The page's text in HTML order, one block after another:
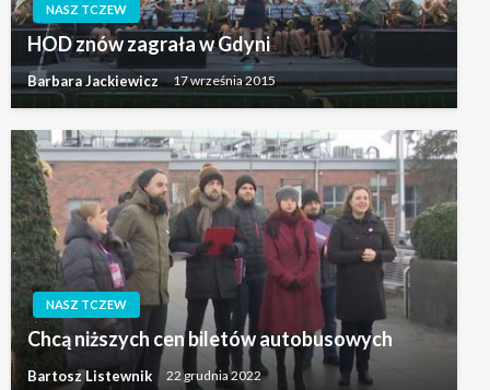
NASZ TCZEW
HOD znów zagrała w Gdyni
Barbara Jackiewicz 17 września 2015
NASZ TCZEW
Chcą niższych cen biletów autobusowych
Bartosz Listewnik 22 grudnia 2022